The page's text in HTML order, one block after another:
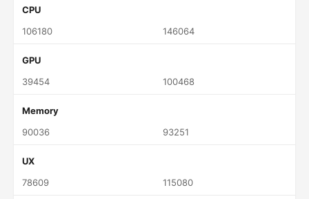
CPU
106180
146064
GPU
39454
100468
Memory
90036
93251
UX
78609
115080